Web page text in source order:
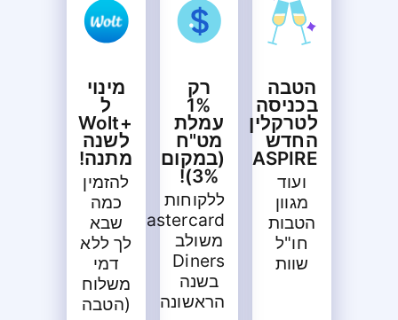
הטבה
בכניסה
לטרקלין
החדש
ASPIRE
ועוד
מגוון
הטבות
חו"ל
שוות
רק
1%
עמלת
מט"ח
(במקום
3%)!
ללקוחות
Mastercard
משולב
Diners
בשנה
הראשונה
מינוי
ל
+Wolt
לשנה
מתנה!
להזמין
כמה
שבא
לך ללא
דמי
משלוח
(הטבה